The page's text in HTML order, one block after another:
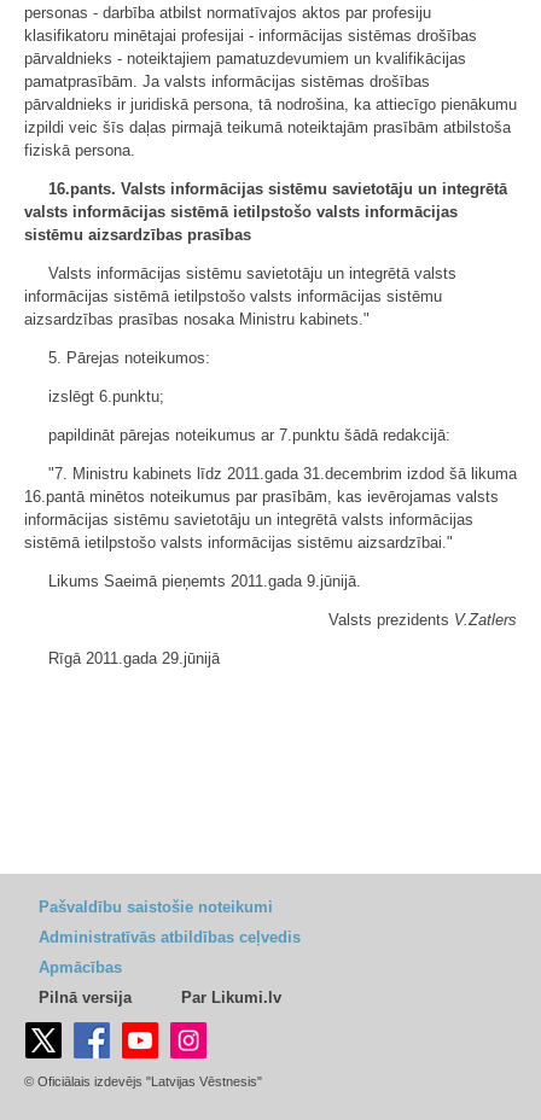
personas - darbība atbilst normatīvajos aktos par profesiju
klasifikatoru minētajai profesijai - informācijas sistēmas drošības
pārvaldnieks - noteiktajiem pamatuzdevumiem un kvalifikācijas
pamatprasībām. Ja valsts informācijas sistēmas drošības
pārvaldnieks ir juridiskā persona, tā nodrošina, ka attiecīgo pienākumu
izpildi veic šīs daļas pirmajā teikumā noteiktajām prasībām atbilstoša
fiziskā persona.
16.pants. Valsts informācijas sistēmu savietotāju un integrētā
valsts informācijas sistēmā ietilpstošo valsts informācijas
sistēmu aizsardzības prasības
Valsts informācijas sistēmu savietotāju un integrētā valsts
informācijas sistēmā ietilpstošo valsts informācijas sistēmu
aizsardzības prasības nosaka Ministru kabinets."
5. Pārejas noteikumos:
izslēgt 6.punktu;
papildināt pārejas noteikumus ar 7.punktu šādā redakcijā:
"7. Ministru kabinets līdz 2011.gada 31.decembrim izdod šā likuma
16.pantā minētos noteikumus par prasībām, kas ievērojamas valsts
informācijas sistēmu savietotāju un integrētā valsts informācijas
sistēmā ietilpstošo valsts informācijas sistēmu aizsardzībai."
Likums Saeimā pieņemts 2011.gada 9.jūnijā.
Valsts prezidents V.Zatlers
Rīgā 2011.gada 29.jūnijā
Pašvaldību saistošie noteikumi
Administratīvās atbildības ceļvedis
Apmācības
Pilnā versija
Par Likumi.lv
© Oficiālais izdevējs "Latvijas Vēstnesis"